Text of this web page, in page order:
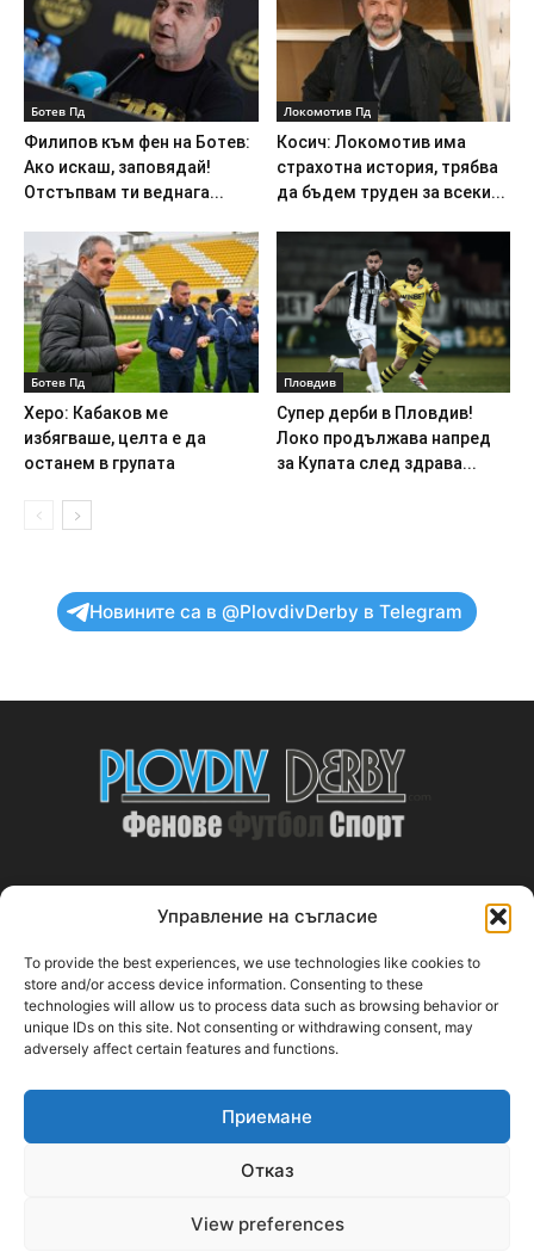
Управление на съгласие
To provide the best experiences, we use technologies like cookies to
store and/or access device information. Consenting to these
technologies will allow us to process data such as browsing behavior or
unique IDs on this site. Not consenting or withdrawing consent, may
adversely affect certain features and functions.
Приемане
Отказ
View preferences
Ботев Пд
Филипов към фен на Ботев:
Ако искаш, заповядай!
Отстъпвам ти веднага...
Локомотив Пд
Косич: Локомотив има
страхотна история, трябва
да бъдем труден за всеки...
Ботев Пд
Херо: Кабаков ме
избягваше, целта е да
останем в групата
Пловдив
Супер дерби в Пловдив!
Локо продължава напред
за Купата след здрава...
Новините са в @PlovdivDerby в Telegram
ABOUT US
PlovdivDerby.com е първата пловдивска изцяло футболна
медия!
Свържи се с нас:plovdivderby.com@gmail.com
FOLLOW US